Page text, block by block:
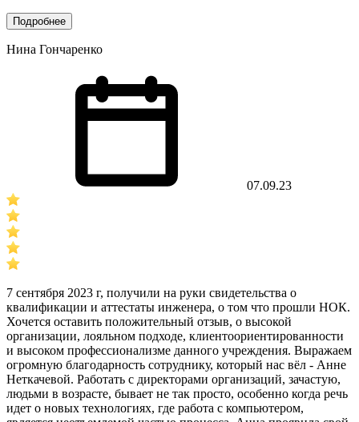
Подробнее
Нина Гончаренко
07.09.23
7 сентября 2023 г, получили на руки свидетельства о
квалификации и аттестаты инженера, о том что прошли НОК.
Хочется оставить положительный отзыв, о высокой
организации, лояльном подходе, клиентоориентированности
и высоком профессионализме данного учреждения. Выражаем
огромную благодарность сотруднику, который нас вёл - Анне
Неткачевой. Работать с директорами организаций, зачастую,
людьми в возрасте, бывает не так просто, особенно когда речь
идет о новых технологиях, где работа с компьютером,